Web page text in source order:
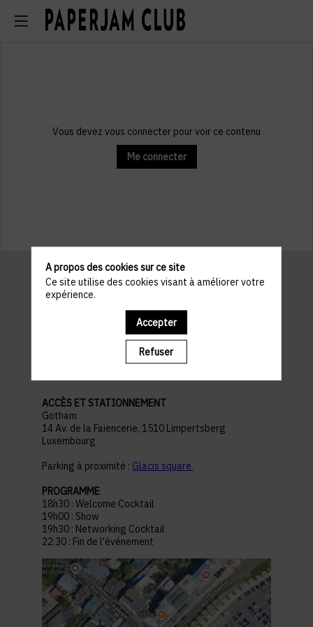
Vous devez vous connecter pour voir ce contenu
Me connecter
Informations
pratiques
ACCÈS ET STATIONNEMENT
Gotham
14 Av. de la Faiencerie, 1510 Limpertsberg
Luxembourg
Parking à proximité : Glacis square
PROGRAMME
18h30 : Welcome Cocktail
19h00 : Show
19h30 : Networking Cocktail
22:30 : Fin de l'événement
A propos des cookies sur ce site
Ce site utilise des cookies visant à améliorer votre
expérience.
Accepter
Refuser